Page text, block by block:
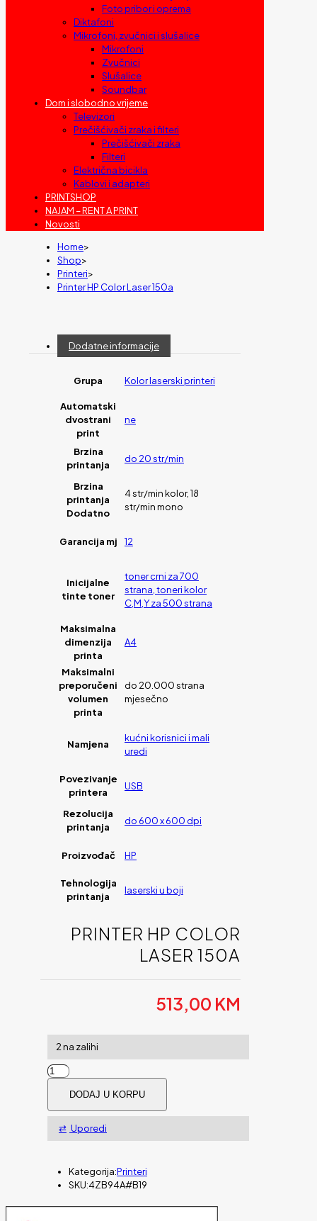
Foto pribor i oprema
Diktafoni
Mikrofoni, zvučnici i slušalice
Mikrofoni
Zvučnici
Slušalice
Soundbar
Dom i slobodno vrijeme
Televizori
Prečišćivači zraka i filteri
Prečišćivači zraka
Filteri
Električna bicikla
Kablovi i adapteri
PRINTSHOP
NAJAM – RENT A PRINT
Novosti
Home>
Shop>
Printeri>
Printer HP Color Laser 150a
Dodatne informacije
Grupa Kolor laserski printeri
Automatski
dvostrani
print
ne
Brzina
printanja
do 20 str/min
Brzina
printanja
Dodatno
4 str/min kolor, 18
str/min mono
Garancija mj 12
Inicijalne
tinte toner
toner crni za 700
strana, toneri kolor
C,M,Y za 500 strana
Maksimalna
dimenzija
printa
A4
Maksimalni
preporučeni
volumen
printa
do 20.000 strana
mjesečno
Namjena
kućni korisnici i mali
uredi
Povezivanje
printera
USB
Rezolucija
printanja
do 600 x 600 dpi
Proizvođač HP
Tehnologija
printanja
laserski u boji
PRINTER HP COLOR
LASER 150A
513,00 KM
2 na zalihi
Printer
HP
Color
Laser
150a
količina
DODAJ U KORPU
Uporedi
Kategorija:Printeri
SKU:4ZB94A#B19